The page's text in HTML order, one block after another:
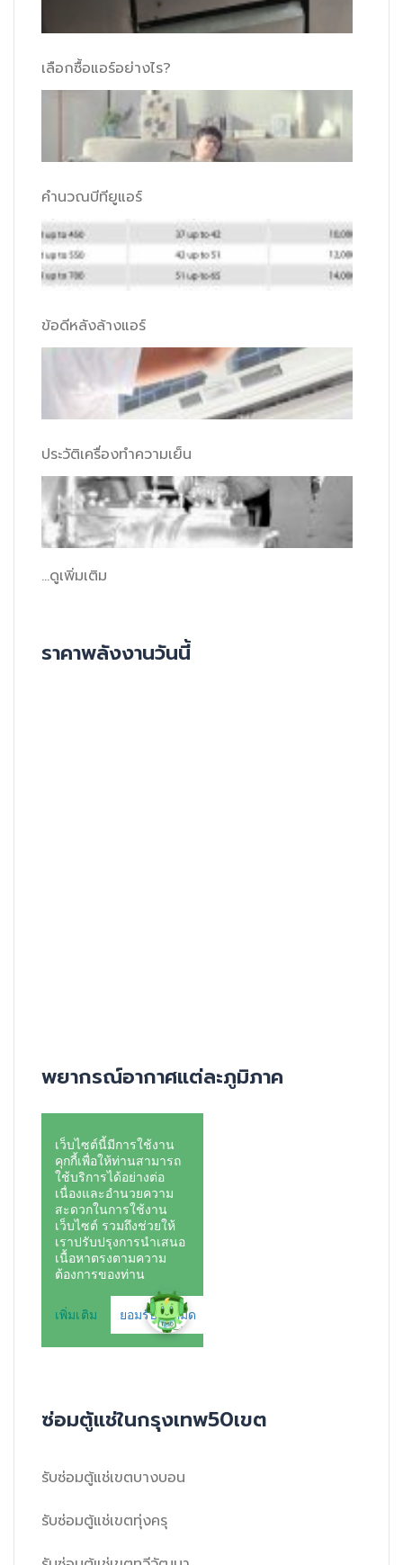
เลือกซื้อแอร์อย่างไร?
คำนวณบีทียูแอร์
ข้อดีหลังล้างแอร์
ประวัติเครื่องทำความเย็น
...ดูเพิ่มเติม
ราคาพลังงานวันนี้
พยากรณ์อากาศแต่ละภูมิภาค
ซ่อมตู้แช่ในกรุงเทพ50เขต
รับซ่อมตู้แช่เขตบางบอน
รับซ่อมตู้แช่เขตทุ่งครุ